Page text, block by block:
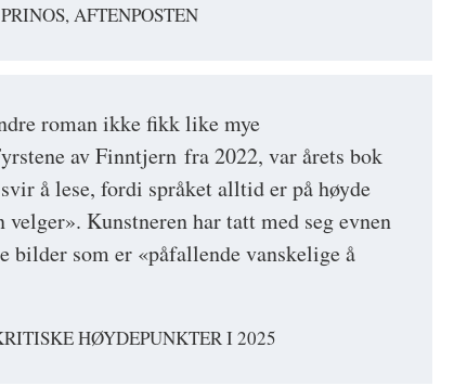
AFTENPOSTEN
roman ikke fikk like mye
av Finntjern fra 2022, var årets bok
å lese, fordi språket alltid er på høyde
Kunstneren har tatt med seg evnen
bilder som er «påfallende vanskelige å
HØYDEPUNKTER I 2025